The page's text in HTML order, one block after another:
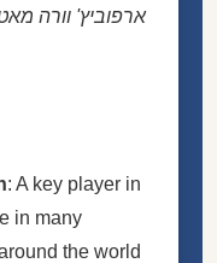
ארפוביץ' וורה
: A key player in
in many
the world